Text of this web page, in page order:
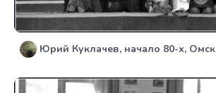
Юрий Куклачев, начало 80-х, Омск